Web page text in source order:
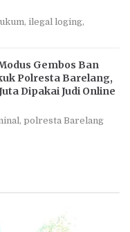
ilegal loging
Gembos Ban
Polresta Barelang,
Dipakai Judi Online
polresta Barelang